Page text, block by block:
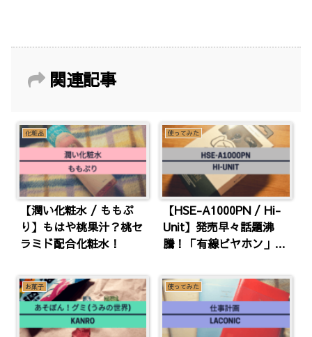
関連記事
化粧品
【潤い化粧水 / ももぷ
り】もはや桃果汁？桃セ
ラミド配合化粧水！
使ってみた
【HSE-A1000PN / Hi-
Unit】発売早々話題沸
騰！「有線ピヤホン」聴
お菓子 使ってみた